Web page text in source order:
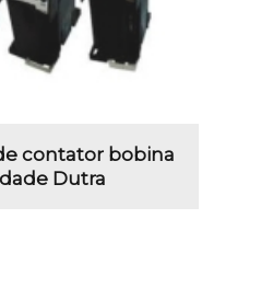
contator bobina
Dutra